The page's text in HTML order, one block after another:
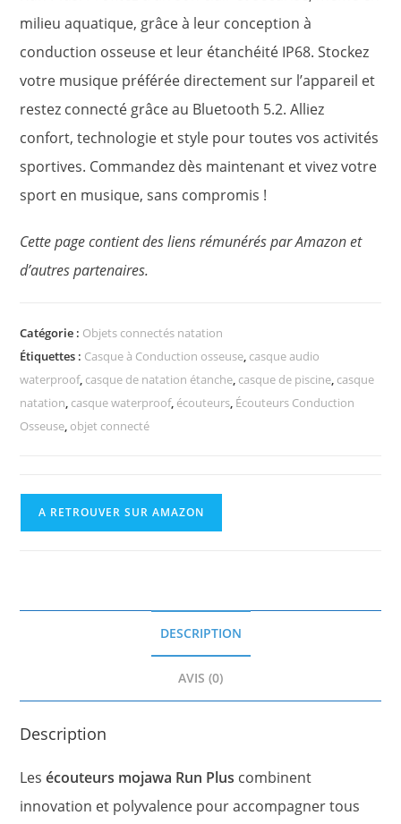
milieu aquatique, grâce à leur conception à
conduction osseuse et leur étanchéité IP68. Stockez
votre musique préférée directement sur l’appareil et
restez connecté grâce au Bluetooth 5.2. Alliez
confort, technologie et style pour toutes vos activités
sportives. Commandez dès maintenant et vivez votre
sport en musique, sans compromis !
Cette page contient des liens rémunérés par Amazon et
d’autres partenaires.
Catégorie : Objets connectés natation
Étiquettes : Casque à Conduction osseuse, casque audio
waterproof, casque de natation étanche, casque de piscine, casque
natation, casque waterproof, écouteurs, Écouteurs Conduction
Osseuse, objet connecté
A RETROUVER SUR AMAZON
DESCRIPTION
AVIS (0)
Description
Lesécouteurs mojawa Run Plus combinent
innovation et polyvalence pour accompagner tous